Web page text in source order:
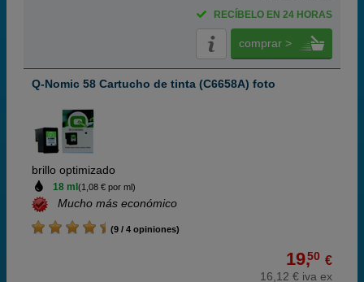
RECÍBELO EN 24 HORAS
comprar >
Q-Nomic 58 Cartucho de tinta (C6658A) foto
brillo optimizado
18 ml (1,08 € por ml)
Mucho más económico
(9 / 4 opiniones)
19,50 €
16,12 € iva ex